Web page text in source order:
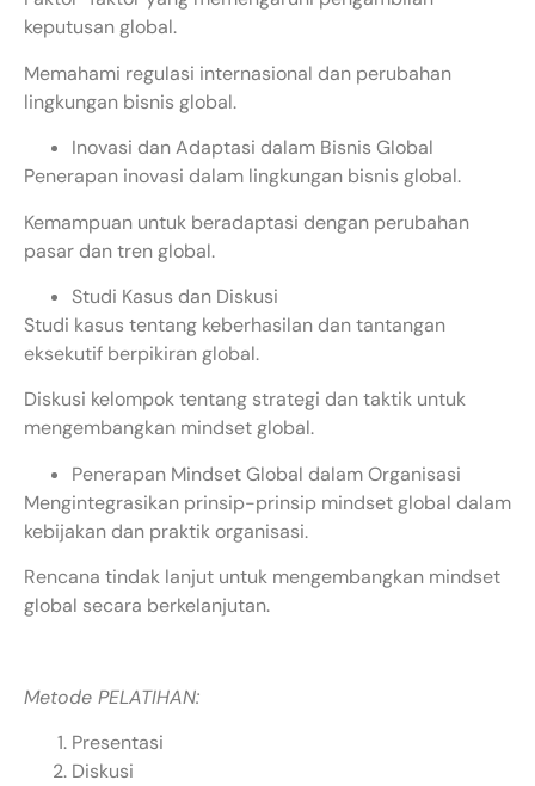
keputusan global.
Memahami regulasi internasional dan perubahan
lingkungan bisnis global.
Inovasi dan Adaptasi dalam Bisnis Global
Penerapan inovasi dalam lingkungan bisnis global.
Kemampuan untuk beradaptasi dengan perubahan
pasar dan tren global.
Studi Kasus dan Diskusi
Studi kasus tentang keberhasilan dan tantangan
eksekutif berpikiran global.
Diskusi kelompok tentang strategi dan taktik untuk
mengembangkan mindset global.
Penerapan Mindset Global dalam Organisasi
Mengintegrasikan prinsip-prinsip mindset global dalam
kebijakan dan praktik organisasi.
Rencana tindak lanjut untuk mengembangkan mindset
global secara berkelanjutan.
Metode PELATIHAN:
Presentasi
Diskusi